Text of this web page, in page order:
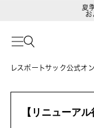
夏
レスポートサック公式オ
【リニューア